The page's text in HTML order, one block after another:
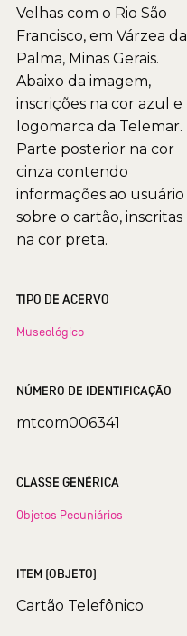
Velhas com o Rio São
Francisco, em Várzea da
Palma, Minas Gerais.
Abaixo da imagem,
inscrições na cor azul e
logomarca da Telemar.
Parte posterior na cor
cinza contendo
informações ao usuário
sobre o cartão, inscritas
na cor preta.
TIPO DE ACERVO
Museológico
NÚMERO DE IDENTIFICAÇÃO
mtcom006341
CLASSE GENÉRICA
Objetos Pecuniários
ITEM (OBJETO)
Cartão Telefônico